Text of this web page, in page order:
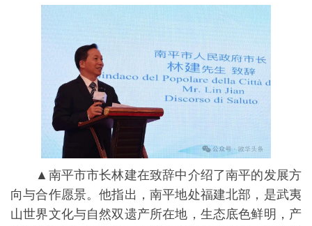
▲南平市市长林建在致辞中介绍了南平的发展方
向与合作愿景。他指出，南平地处福建北部，是武夷
山世界文化与自然双遗产所在地，生态底色鲜明，产